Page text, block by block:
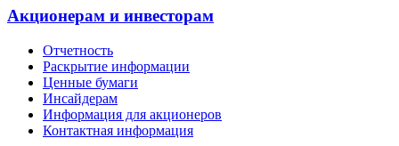
Акционерам и инвесторам
Отчетность
Раскрытие информации
Ценные бумаги
Инсайдерам
Информация для акционеров
Контактная информация